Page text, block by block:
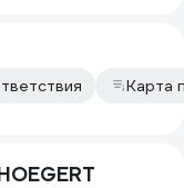
Карта